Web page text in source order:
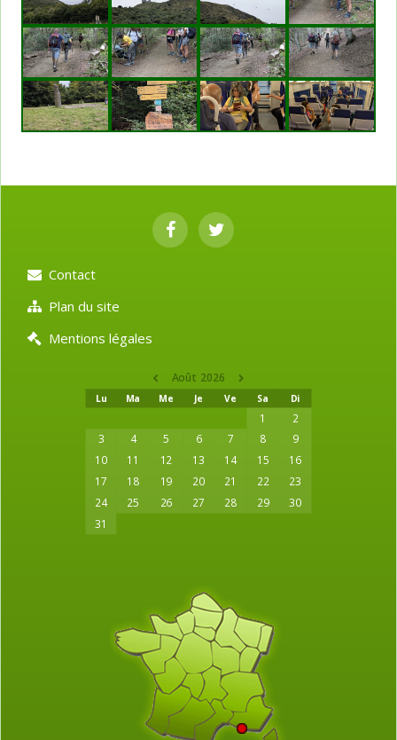
Contact
Plan du site
Mentions légales
Août 2026
Lu Ma Me Je Ve Sa Di
1
2
3
4 5 6 7 8 9
10 11 12 13 14 15
16
17
18 19 20 21 22
23
24
25 26 27 28 29 30
31